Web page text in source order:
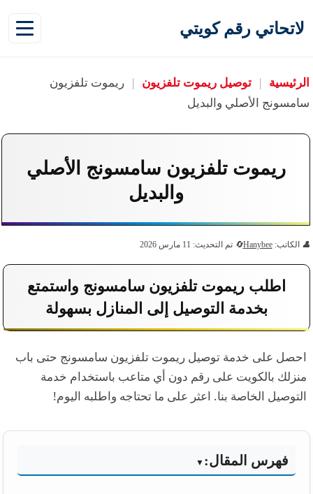
لاتحاتي رقم كويتي
الرئيسية | توصيل ريموت تلفزيون | ريموت تلفزيون
سامسونج الأصلي والبديل
ريموت تلفزيون سامسونج الأصلي
والبديل
الكاتب:Hanybee تم التحديث: 11 مارس 2026
اطلب ريموت تلفزيون سامسونج واستمتع
بخدمة التوصيل إلى المنازل بسهولة
احصل على خدمة توصيل ريموت تلفزيون سامسونج حتى باب
منزلك بالكويت على رقم دون أي متاعب باستخدام خدمة
التوصيل الخاصة بنا. اعثر على ما تحتاجه واطلبه اليوم!
فهرس المقال: